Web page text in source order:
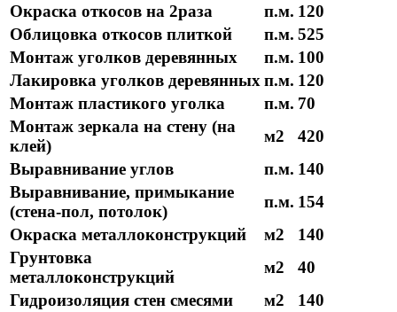
Окраска откосов на 2раза
п.м. 120
Облицовка откосов плиткой
п.м. 525
Монтаж уголков деревянных
п.м. 100
Лакировка уголков деревянных п.м. 120
Монтаж пластикого уголка
п.м. 70
Монтаж зеркала на стену (на
клей)
м2
420
Выравнивание углов
п.м. 140
Выравнивание, примыкание
(стена-пол, потолок)
п.м. 154
Окраска металлоконструкций
м2
140
Грунтовка
металлоконструкций
м2
40
Гидроизоляция стен смесями
м2
140